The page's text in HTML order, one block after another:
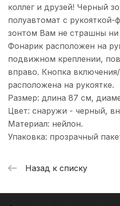
коллег и друзей! Черный
полуавтомат с
зонтом Вам не страшны
Фонарик расположен на
подвижном креплении,
вправо. Кнопка
расположена на рукоятке.
Размер: длина 87 см,
Цвет: снаружи - черный,
Материал: нейлон.
Упаковка: прозрачный
Назад к списку